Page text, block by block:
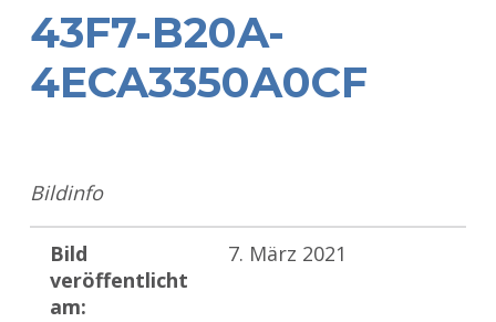
43F7-B20A-
4ECA3350A0CF
Bildinfo
Bild
veröffentlicht
am:
7. März 2021